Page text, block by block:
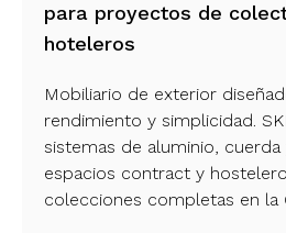
para proyectos de
hoteleros
Mobiliario de exterior
rendimiento y simplicidad.
sistemas de aluminio,
espacios contract y
colecciones completas en la